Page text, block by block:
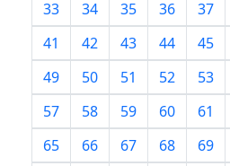
33
34 35 36 37
41
42 43 44 45
49
50 51 52 53
57
58 59 60 61
65
66 67 68 69